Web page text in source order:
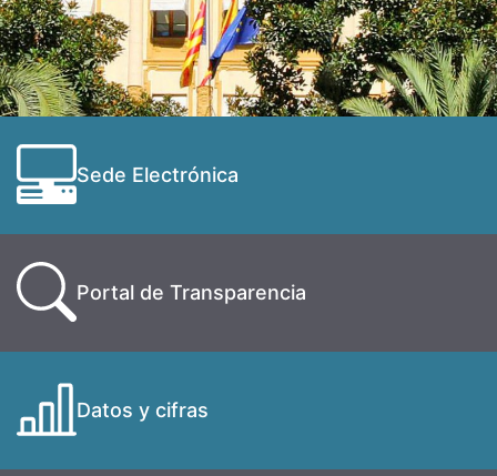
Sede Electrónica
Portal de Transparencia
Datos y cifras